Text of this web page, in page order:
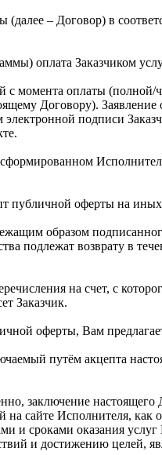
– Договор) в
оплата Заказчиком
с момента оплаты
Договору).
подписи
публичной оферты на
образом
подлежат возврату в
на счет, с
Заказчик.
оферты, Вам
путём акцепта
заключение настоящего
сайте Исполнителя,
и сроками оказания
и достижению целей,